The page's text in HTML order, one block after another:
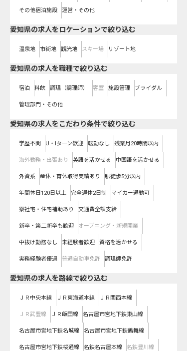
その他宿泊施設 運営・その他
愛知県の求人をロケーションで絞り込む
温泉地 市街地 観光地 スキー場 リゾート地
愛知県の求人を職種で絞り込む
宿泊 料飲 調理（調理師） 客室 施設管理 ブライダル
管理部門・その他
愛知県の求人をこだわり条件で絞り込む
学歴不問 U・Iターン歓迎 転勤なし 残業月20時間以内
海外勤務・出張あり 英語を活かせる 中国語を活かせる
外資系 産休・育休取得実績あり 駅徒歩5分以内
年間休日120日以上 完全週休2日制 マイカー通勤可
寮社宅・住宅補助あり 交通費全額支給
新卒・第二新卒も歓迎 オープニング・新規開業
中抜け勤務なし 未経験者歓迎 資格を活かせる
実務経験者優遇 普通自動車免許 調理師免許
愛知県の求人を路線で絞り込む
ＪＲ中央本線 ＪＲ東海道本線 ＪＲ関西本線
ＪＲ武豊線 ＪＲ飯田線 名古屋市営地下鉄東山線
名古屋市営地下鉄名城線 名古屋市営地下鉄鶴舞線
名古屋市営地下鉄桜通線 名鉄名古屋本線 名鉄豊川線